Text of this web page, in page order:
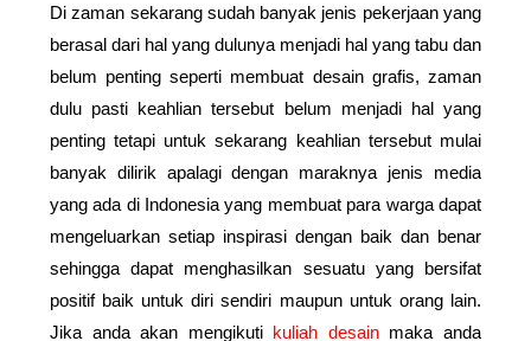
Di zaman sekarang sudah banyak jenis pekerjaan yang
berasal dari hal yang dulunya menjadi hal yang tabu dan
belum penting seperti membuat desain grafis, zaman
dulu pasti keahlian tersebut belum menjadi hal yang
penting tetapi untuk sekarang keahlian tersebut mulai
banyak dilirik apalagi dengan maraknya jenis media
yang ada di Indonesia yang membuat para warga dapat
mengeluarkan setiap inspirasi dengan baik dan benar
sehingga dapat menghasilkan sesuatu yang bersifat
positif baik untuk diri sendiri maupun untuk orang lain.
Jika anda akan mengikuti
kuliah desain maka anda